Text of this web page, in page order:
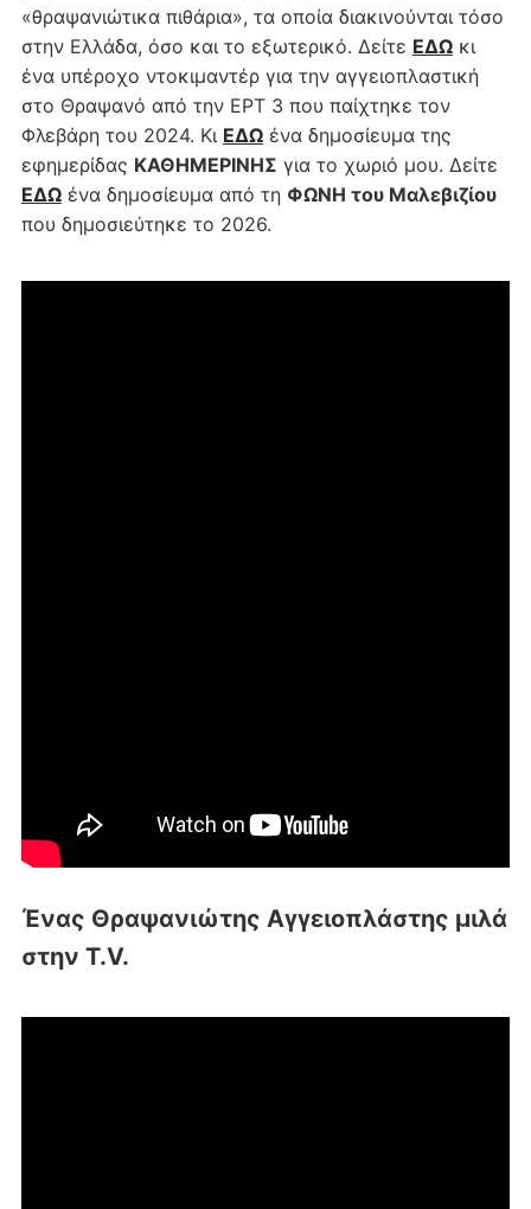
«θραψανιώτικα πιθάρια», τα οποία διακινούνται τόσο
στην Ελλάδα, όσο και το εξωτερικό. Δείτε ΕΔΩκι
ένα υπέροχο ντοκιμαντέρ για την αγγειοπλαστική
στο Θραψανό από την ΕΡΤ 3 που παίχτηκε τον
Φλεβάρη του 2024. Κι ΕΔΩένα δημοσίευμα της
εφημερίδας ΚΑΘΗΜΕΡΙΝΗΣ για το χωριό μου. Δείτε
ΕΔΩένα δημοσίευμα από τη ΦΩΝΗ του Μαλεβιζίου
που δημοσιεύτηκε το 2026.
Ένας Θραψανιώτης Αγγειοπλάστης μιλά
στην T.V.